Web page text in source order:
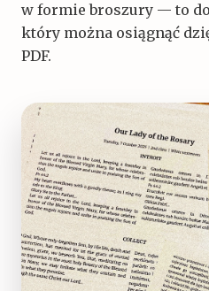
w formie broszury — to
który można osiągnąć
PDF.